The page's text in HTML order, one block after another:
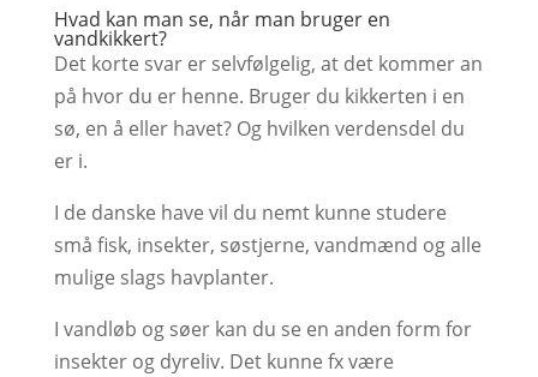
Hvad kan man se, når man bruger en
vandkikkert?
Det korte svar er selvfølgelig, at det kommer an
på hvor du er henne. Bruger du kikkerten i en
sø, en å eller havet? Og hvilken verdensdel du
er i.
I de danske have vil du nemt kunne studere
små fisk, insekter, søstjerne, vandmænd og alle
mulige slags havplanter.
I vandløb og søer kan du se en anden form for
insekter og dyreliv. Det kunne fx være